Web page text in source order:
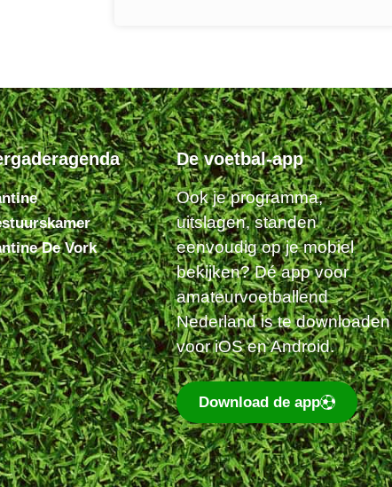
De Vork
De voetbal-app
Ook je programma,
uitslagen, standen
eenvoudig op je mobiel
bekijken? Dé app voor
amateurvoetballend
Nederland is te downloaden
voor iOS en Android.
Download de app